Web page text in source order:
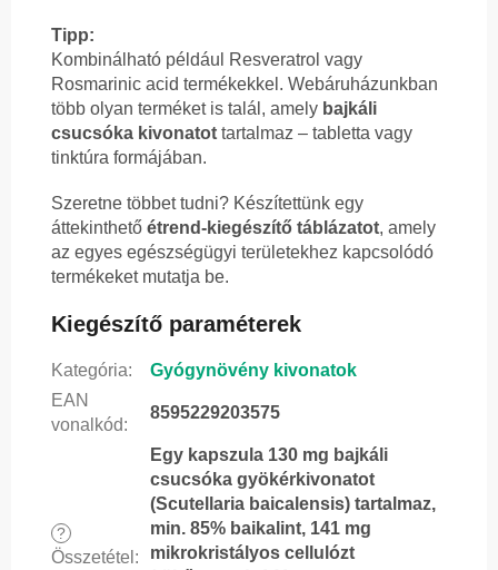
Tipp:
Kombinálható például Resveratrol vagy
Rosmarinic acid termékekkel. Webáruházunkban
több olyan terméket is talál, amely bajkáli
csucsóka kivonatot tartalmaz – tabletta vagy
tinktúra formájában.
Szeretne többet tudni? Készítettünk egy
áttekinthető étrend-kiegészítő táblázatot, amely
az egyes egészségügyi területekhez kapcsolódó
termékeket mutatja be.
Kiegészítő paraméterek
Kategória:
Gyógynövény kivonatok
EAN
vonalkód:
8595229203575
?
Összetétel :
Egy kapszula 130 mg bajkáli
csucsóka gyökérkivonatot
(Scutellaria baicalensis) tartalmaz,
min. 85% baikalint, 141 mg
mikrokristályos cellulózt